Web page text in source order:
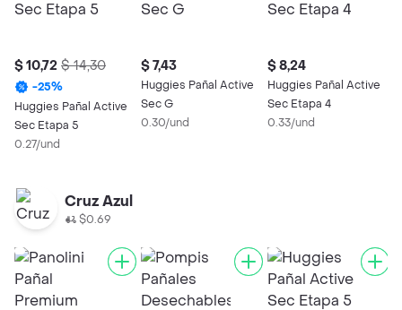
$ 10,72 $ 14,30
-25%
Huggies Pañal Active
Sec Etapa 5
0.27/und
$ 7,43
Huggies Pañal Active
Sec G
0.30/und
$ 8,24
Huggies Pañal Active
Sec Etapa 4
0.33/und
Cruz Azul
$0.69